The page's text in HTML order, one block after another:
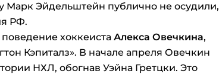
Марк Эйдельштейн публично не осудили,
РФ.
хоккеиста Алекса Овечкина,
Кэпиталз». В начале апреля Овечкин
НХЛ, обогнав Уэйна Гретцки. Это